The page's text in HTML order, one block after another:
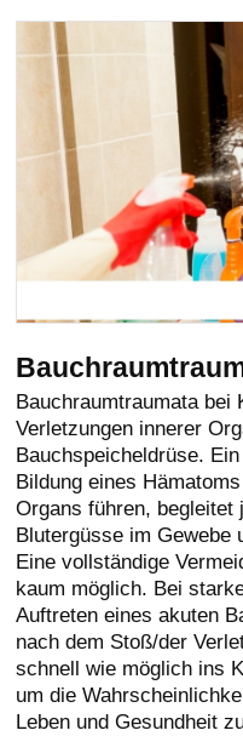
Bauchraumtraumata bei
Verletzungen innerer
Bauchspeicheldrüse.
Bildung eines
Organs führen,
Blutergüsse im Gewebe
Eine vollständige
kaum möglich. Bei
Auftreten eines akuten
nach dem Stoß/der
schnell wie möglich ins
um die
Leben und Gesundheit